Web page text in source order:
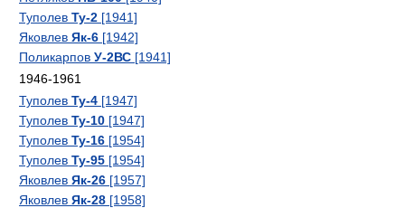
Туполев Ту-2 [1941]
Яковлев Як-6 [1942]
Поликарпов У-2ВС [1941]
1946-1961
Туполев Ту-4 [1947]
Туполев Ту-10 [1947]
Туполев Ту-16 [1954]
Туполев Ту-95 [1954]
Яковлев Як-26 [1957]
Яковлев Як-28 [1958]